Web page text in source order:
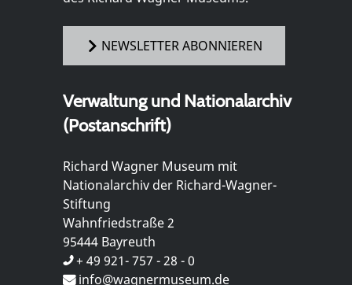
NEWSLETTER ABONNIEREN
Verwaltung und Nationalarchiv
(Postanschrift)
Richard Wagner Museum mit
Nationalarchiv der Richard-Wagner-
Stiftung
Wahnfriedstraße 2
95444 Bayreuth
+ 49 921- 757 - 28 - 0
info@wagnermuseum.de